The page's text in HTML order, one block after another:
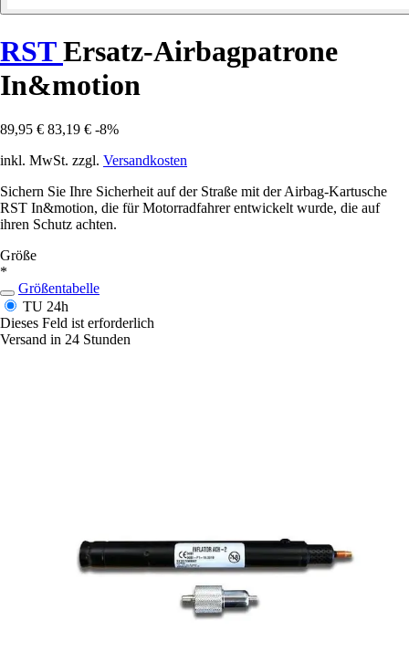
RSTErsatz-Airbagpatrone
In&motion
89,95 € 83,19 € -8%
inkl. MwSt. zzgl. Versandkosten
Sichern Sie Ihre Sicherheit auf der Straße mit der Airbag-Kartusche
RST In&motion, die für Motorradfahrer entwickelt wurde, die auf
ihren Schutz achten.
Größe
*
Größentabelle
TU 24h
Dieses Feld ist erforderlich
Versand in 24 Stunden